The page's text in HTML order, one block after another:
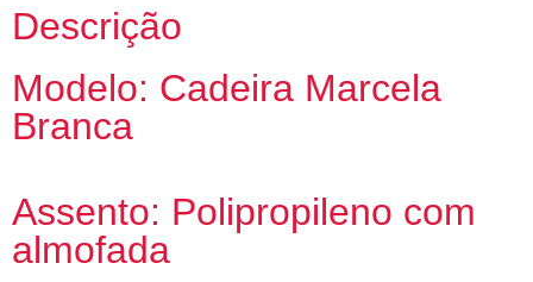
Descrição
Modelo: Cadeira Marcela
Branca
Assento: Polipropileno com
almofada